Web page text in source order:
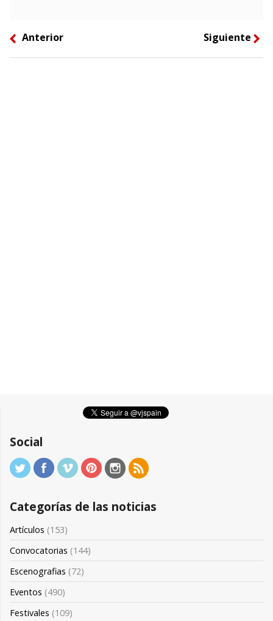
left Anterior Siguiente right
Social
Categorías de las noticias
Artículos (153)
Convocatorias (144)
Escenografias (72)
Eventos (490)
Festivales (109)